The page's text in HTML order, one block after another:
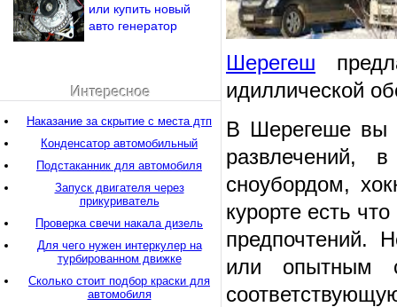
Шерегеш
идиллической
В Шерегеше вы
развлечений,
сноубордом,
курорте есть
предпочтений.
или опытным
или купить новый
авто генератор
Интересное
Наказание за скрытие с места дтп
Конденсатор автомобильный
Подстаканник для автомобиля
Запуск двигателя через
прикуриватель
Проверка свечи накала дизель
Для чего нужен интеркулер на
турбированном движке
Сколько стоит подбор краски для
автомобиля